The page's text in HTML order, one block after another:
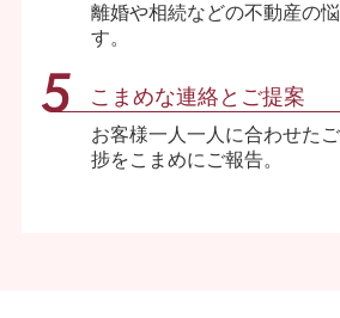
離婚や相続などの不動産の
す。
こまめな連絡とご提案
お客様一人一人に合わせた
捗をこまめにご報告。